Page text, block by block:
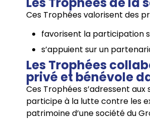
Ces Trophées valorisent des
favorisent la participation
s’appuient sur un
Les Trophées
privé et bénévole
Ces Trophées s’adressent
participe à la lutte contre les
patrimoine d’une société du